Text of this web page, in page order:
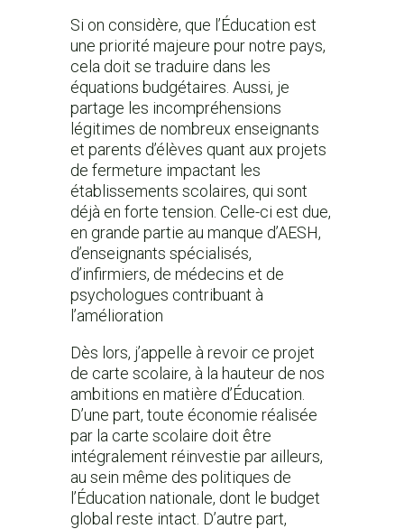
Si on considère, que l’Éducation est
une priorité majeure pour notre pays,
cela doit se traduire dans les
équations budgétaires. Aussi, je
partage les incompréhensions
légitimes de nombreux enseignants
et parents d’élèves quant aux projets
de fermeture impactant les
établissements scolaires, qui sont
déjà en forte tension. Celle-ci est due,
en grande partie au manque d’AESH,
d’enseignants spécialisés,
d’infirmiers, de médecins et de
psychologues contribuant à
l’amélioration
Dès lors, j’appelle à revoir ce projet
de carte scolaire, à la hauteur de nos
ambitions en matière d’Éducation.
D’une part, toute économie réalisée
par la carte scolaire doit être
intégralement réinvestie par ailleurs,
au sein même des politiques de
l’Éducation nationale, dont le budget
global reste intact. D’autre part,